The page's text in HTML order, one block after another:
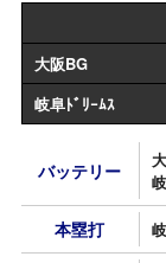
大阪BG
岐阜ﾄﾞﾘｰﾑｽ
バッテリー
本塁打